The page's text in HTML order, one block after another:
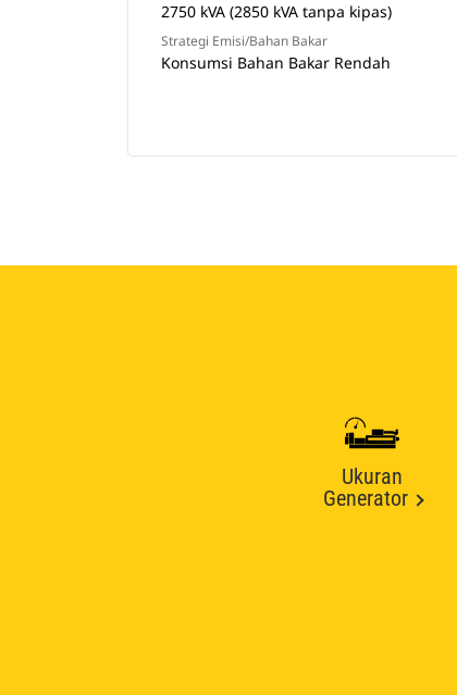
2750 kVA (2850 kVA tanpa kipas)
Strategi Emisi/Bahan Bakar
Konsumsi Bahan Bakar Rendah
Ukuran
Generator